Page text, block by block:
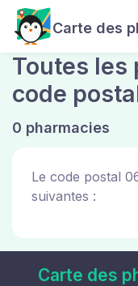
Carte des
Toutes les
code
0 pharmacies
Le code postal
suivantes :
Carte des